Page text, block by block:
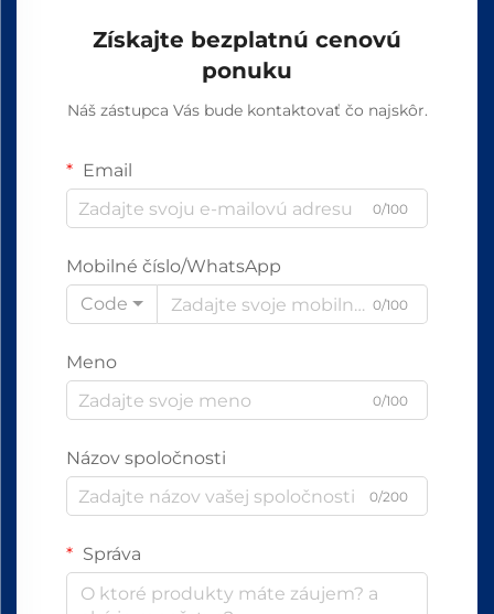
Získajte bezplatnú cenovú
ponuku
Náš zástupca Vás bude kontaktovať čo najskôr.
Email
0/100
Mobilné číslo/WhatsApp
Code
0/100
Meno
0/100
Názov spoločnosti
0/200
Správa